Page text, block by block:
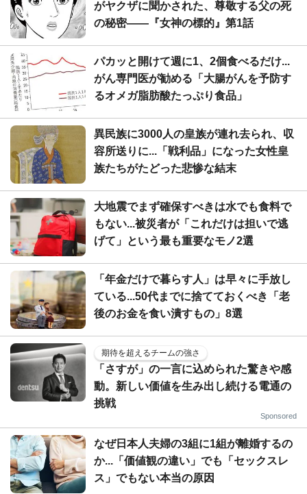
がヤクザに聞かされた、尊敬する父の死
の秘密――『女神の標的』第1話
パカッと開けて週に1、2個食べるだけ...
がん専門医が勧める「大腸がんを予防す
るオメガ脂肪酸たっぷり食品」
異民族に3000人の皇族が連れ去られ、収
容所送りに...「戦利品」になった女性皇
族たちがたどった悲惨な結末
大地震でまず確保すべきは水でも食料で
もない...被災者が「これだけは担いで逃
げて」という最も重要なモノ2選
「年金だけで暮らす人」は早々に手放し
ている...50代までに捨てておくべき「老
後のお金を食い潰すもの」8選
期待を超えるチームの強さ
「さすが」の一言に込められた驚きや感
動。新しい価値を生み出し続ける電通の
挑戦
Sponsored
なぜ日本人夫婦の3組に1組が離婚するの
か...「価値観の違い」でも「セックスレ
ス」でもない本当の原因